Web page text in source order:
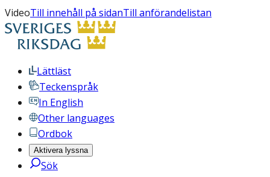
VideoTill innehåll på sidanTill anförandelistan
Lättläst
Teckenspråk
In English
Other languages
Ordbok
Aktivera lyssna
Sök